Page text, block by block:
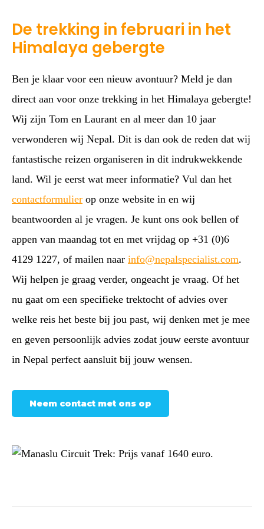
De trekking in februari in het
Himalaya gebergte
Ben je klaar voor een nieuw avontuur? Meld je dan
direct aan voor onze trekking in het Himalaya gebergte!
Wij zijn Tom en Laurant en al meer dan 10 jaar
verwonderen wij Nepal. Dit is dan ook de reden dat wij
fantastische reizen organiseren in dit indrukwekkende
land. Wil je eerst wat meer informatie? Vul dan het
contactformulier op onze website in en wij
beantwoorden al je vragen. Je kunt ons ook bellen of
appen van maandag tot en met vrijdag op +31 (0)6
4129 1227, of mailen naar info@nepalspecialist.com.
Wij helpen je graag verder, ongeacht je vraag. Of het
nu gaat om een specifieke trektocht of advies over
welke reis het beste bij jou past, wij denken met je mee
en geven persoonlijk advies zodat jouw eerste avontuur
in Nepal perfect aansluit bij jouw wensen.
Neem contact met ons op